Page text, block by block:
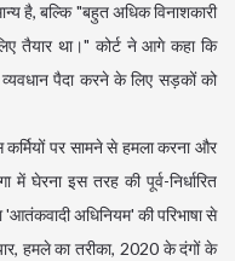
है, बल्कि "बहुत अधिक विनाशकारी
तैयार था।" कोर्ट ने आगे कहा कि
पैदा करने के लिए सड़कों को
कर्मियों पर सामने से हमला करना और
घेरना इस तरह की पूर्व-निर्धारित
अधिनियम' की परिभाषा से
हमले का तरीका, 2020 के दंगों के